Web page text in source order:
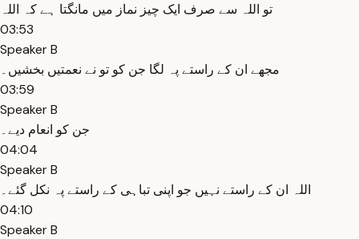
تو اللہ سے صرف ایک چیز نماز میں مانگتا ہے کہ اللہ
03:53
Speaker B
مجھے ان کے راستے پہ لگا جن کو تو نے نعمتیں بخشیں۔
03:59
Speaker B
جن کو انعام دیے۔
04:04
Speaker B
اللہ ان کے راستے نہیں جو اپنی تباہی کے راستے پہ نکل گئے۔
04:10
Speaker B